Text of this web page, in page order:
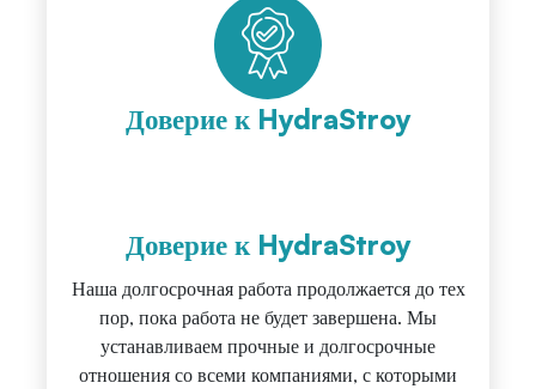
Доверие к HydraStroy
Доверие к HydraStroy
Наша долгосрочная работа продолжается до тех
пор, пока работа не будет завершена. Мы
устанавливаем прочные и долгосрочные
отношения со всеми компаниями, с которыми